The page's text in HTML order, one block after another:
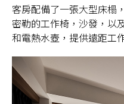
客房配備了一張大型床榻
密勒的工作椅，沙發，以
和電熱水壺，提供遠距工